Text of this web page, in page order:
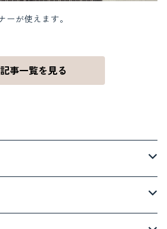
が使えます。
記事一覧を見る